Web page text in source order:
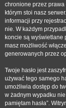
chronione przez
którym stoi nasz
informacji przy
nie. W każdym
koncie są
masz możliwość
generowanych przez
Twoje hasło jest
używać tego samego
umożliwia dostęp do
w żadnym wypadku
pamiętam hasła”.